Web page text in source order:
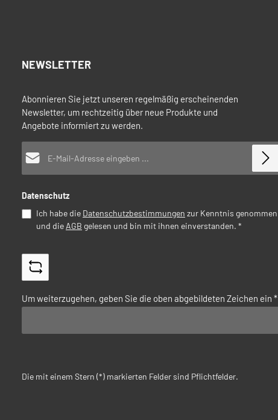
NEWSLETTER
Abonnieren Sie jetzt unseren regelmäßig erscheinenden
Newsletter, um rechtzeitig über neue Produkte und
Angebote informiert zu werden.
Datenschutz
Ich habe die Datenschutzbestimmungen zur Kenntnis genommen
und die AGB gelesen und bin mit ihnen einverstanden. *
Um weiterzugehen, geben Sie die oben abgebildeten Zeichen ein *
Die mit einem Stern (*) markierten Felder sind Pflichtfelder.